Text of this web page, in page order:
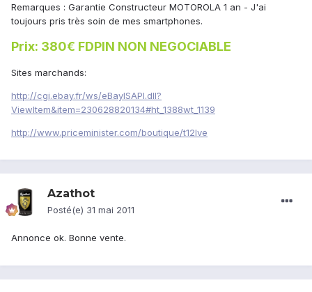
Remarques : Garantie Constructeur MOTOROLA 1 an - J'ai
toujours pris très soin de mes smartphones.
Prix: 380€ FDPIN NON NEGOCIABLE
Sites marchands:
http://cgi.ebay.fr/ws/eBayISAPI.dll?
ViewItem&item=230628820134#ht_1388wt_1139
http://www.priceminister.com/boutique/t12lve
Azathot
Posté(e) 31 mai 2011
Annonce ok. Bonne vente.